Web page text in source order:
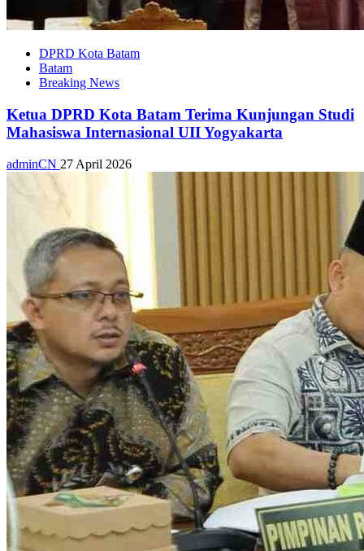
DPRD Kota Batam
Batam
Breaking News
Ketua DPRD Kota Batam Terima Kunjungan Studi
Mahasiswa Internasional UII Yogyakarta
adminCN 27 April 2026